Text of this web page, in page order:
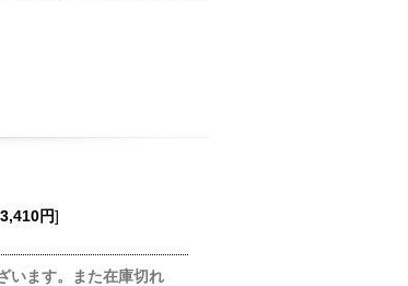
3,410円]
います。また在庫切れ